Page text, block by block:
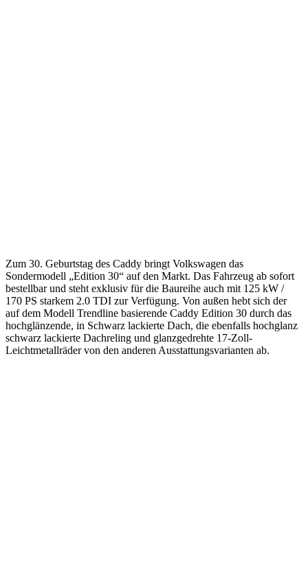
Zum 30. Geburtstag des Caddy bringt Volkswagen das
Sondermodell „Edition 30“ auf den Markt. Das Fahrzeug ab sofort
bestellbar und steht exklusiv für die Baureihe auch mit 125 kW /
170 PS starkem 2.0 TDI zur Verfügung. Von außen hebt sich der
auf dem Modell Trendline basierende Caddy Edition 30 durch das
hochglänzende, in Schwarz lackierte Dach, die ebenfalls hochglanz
schwarz lackierte Dachreling und glanzgedrehte 17-Zoll-
Leichtmetallräder von den anderen Ausstattungsvarianten ab.